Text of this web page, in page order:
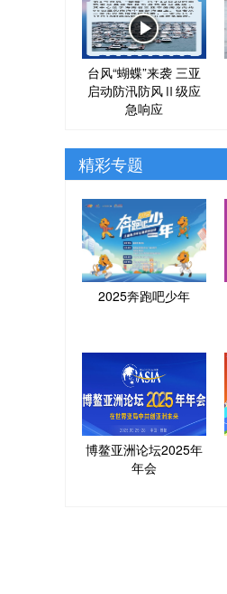
台风“蝴蝶”来袭 三亚
启动防汛防风Ⅱ级应
急响应
精彩专题
2025奔跑吧少年
博鳌亚洲论坛2025年
年会